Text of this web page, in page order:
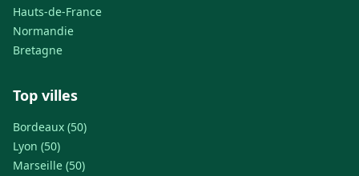
Hauts-de-France
Normandie
Bretagne
Top villes
Bordeaux (50)
Lyon (50)
Marseille (50)